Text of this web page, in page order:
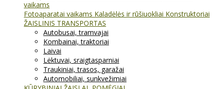
vaikams
Fotoaparatai vaikams Kaladėlės ir rūšiuokliai Konstruktoriai
ŽAISLINIS TRANSPORTAS
Autobusai, tramvajai
Kombainai, traktoriai
Laivai
Lėktuvai, sraigtasparniai
Traukiniai, trasos, garažai
Automobiliai, sunkvežimiai